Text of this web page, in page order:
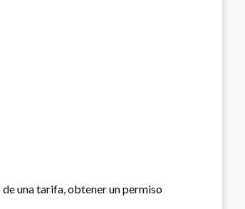
una tarifa, obtener un permiso